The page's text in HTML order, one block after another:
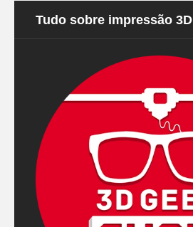
Tudo sobre impressão 3D